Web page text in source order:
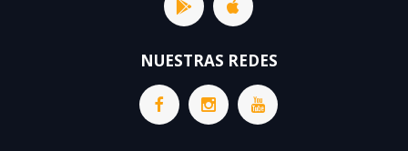
NUESTRAS REDES